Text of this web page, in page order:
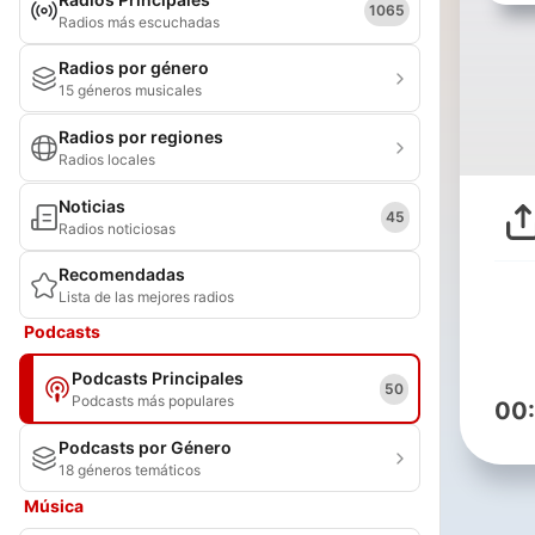
Radios más escuchadas
1065
Radios por género
15 géneros musicales
Radios por regiones
Radios locales
Noticias
Radios noticiosas
45
Recomendadas
Lista de las mejores radios
Podcasts
Podcasts Principales
Podcasts más populares
50
Podcasts por Género
18 géneros temáticos
Música